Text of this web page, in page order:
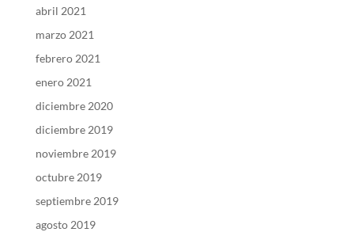
abril 2021
marzo 2021
febrero 2021
enero 2021
diciembre 2020
diciembre 2019
noviembre 2019
octubre 2019
septiembre 2019
agosto 2019